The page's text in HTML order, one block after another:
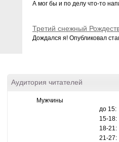
А мог бы и по делу что-то
Третий снежный
Дождался я! Опубликовал
Аудитория читателей
Мужчины
до 15:
15-18:
18-21:
21-27: